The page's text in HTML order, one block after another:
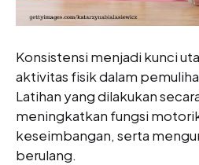
Konsistensi menjadi kunci
aktivitas fisik dalam
Latihan yang dilakukan
meningkatkan fungsi
keseimbangan, serta
berulang.